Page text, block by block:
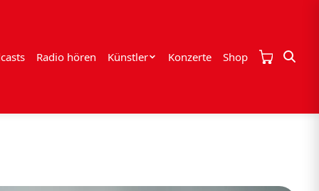
Radio hören Künstler Konzerte Shop